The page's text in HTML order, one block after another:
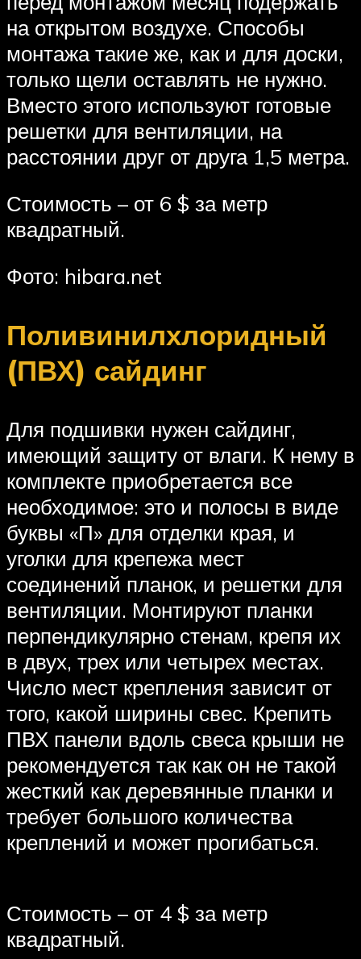
на открытом воздухе. Способы
монтажа такие же, как и для доски,
только щели оставлять не нужно.
Вместо этого используют готовые
решетки для вентиляции, на
расстоянии друг от друга 1,5 метра.
Стоимость – от 6 $ за метр
квадратный.
Фото: hibara.net
Поливинилхлоридный
(ПВХ) сайдинг
Для подшивки нужен сайдинг,
имеющий защиту от влаги. К нему в
комплекте приобретается все
необходимое: это и полосы в виде
буквы «П» для отделки края, и
уголки для крепежа мест
соединений планок, и решетки для
вентиляции. Монтируют планки
перпендикулярно стенам, крепя их
в двух, трех или четырех местах.
Число мест крепления зависит от
того, какой ширины свес. Крепить
ПВХ панели вдоль свеса крыши не
рекомендуется так как он не такой
жесткий как деревянные планки и
требует большого количества
креплений и может прогибаться.
Стоимость – от 4 $ за метр
квадратный.